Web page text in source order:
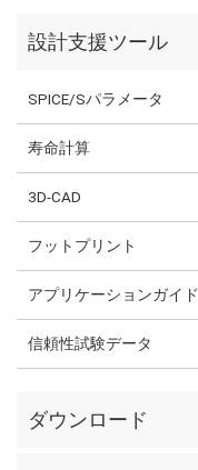
設計支援ツール
SPICE/Sパラメータ
寿命計算
3D-CAD
フットプリント
アプリケーションガイド
信頼性試験データ
ダウンロード